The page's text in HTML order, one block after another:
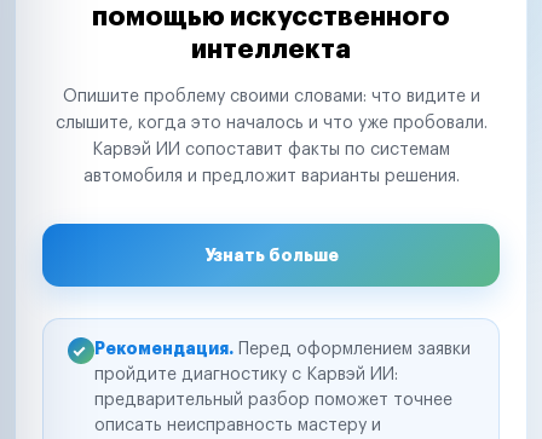
помощью искусственного
интеллекта
Опишите проблему своими словами: что видите и
слышите, когда это началось и что уже пробовали.
Карвэй ИИ сопоставит факты по системам
автомобиля и предложит варианты решения.
Узнать больше
Рекомендация. Перед оформлением заявки
пройдите диагностику с Карвэй ИИ:
предварительный разбор поможет точнее
описать неисправность мастеру и